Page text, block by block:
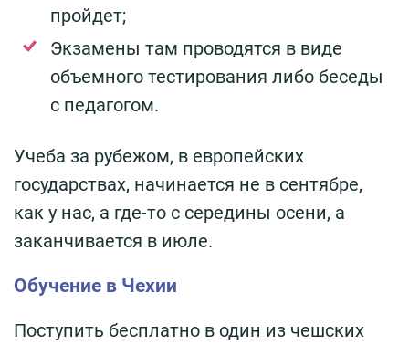
пройдет;
Экзамены там проводятся в виде
объемного тестирования либо беседы
с педагогом.
Учеба за рубежом, в европейских
государствах, начинается не в сентябре,
как у нас, а где-то с середины осени, а
заканчивается в июле.
Обучение в Чехии
Поступить бесплатно в один из чешских